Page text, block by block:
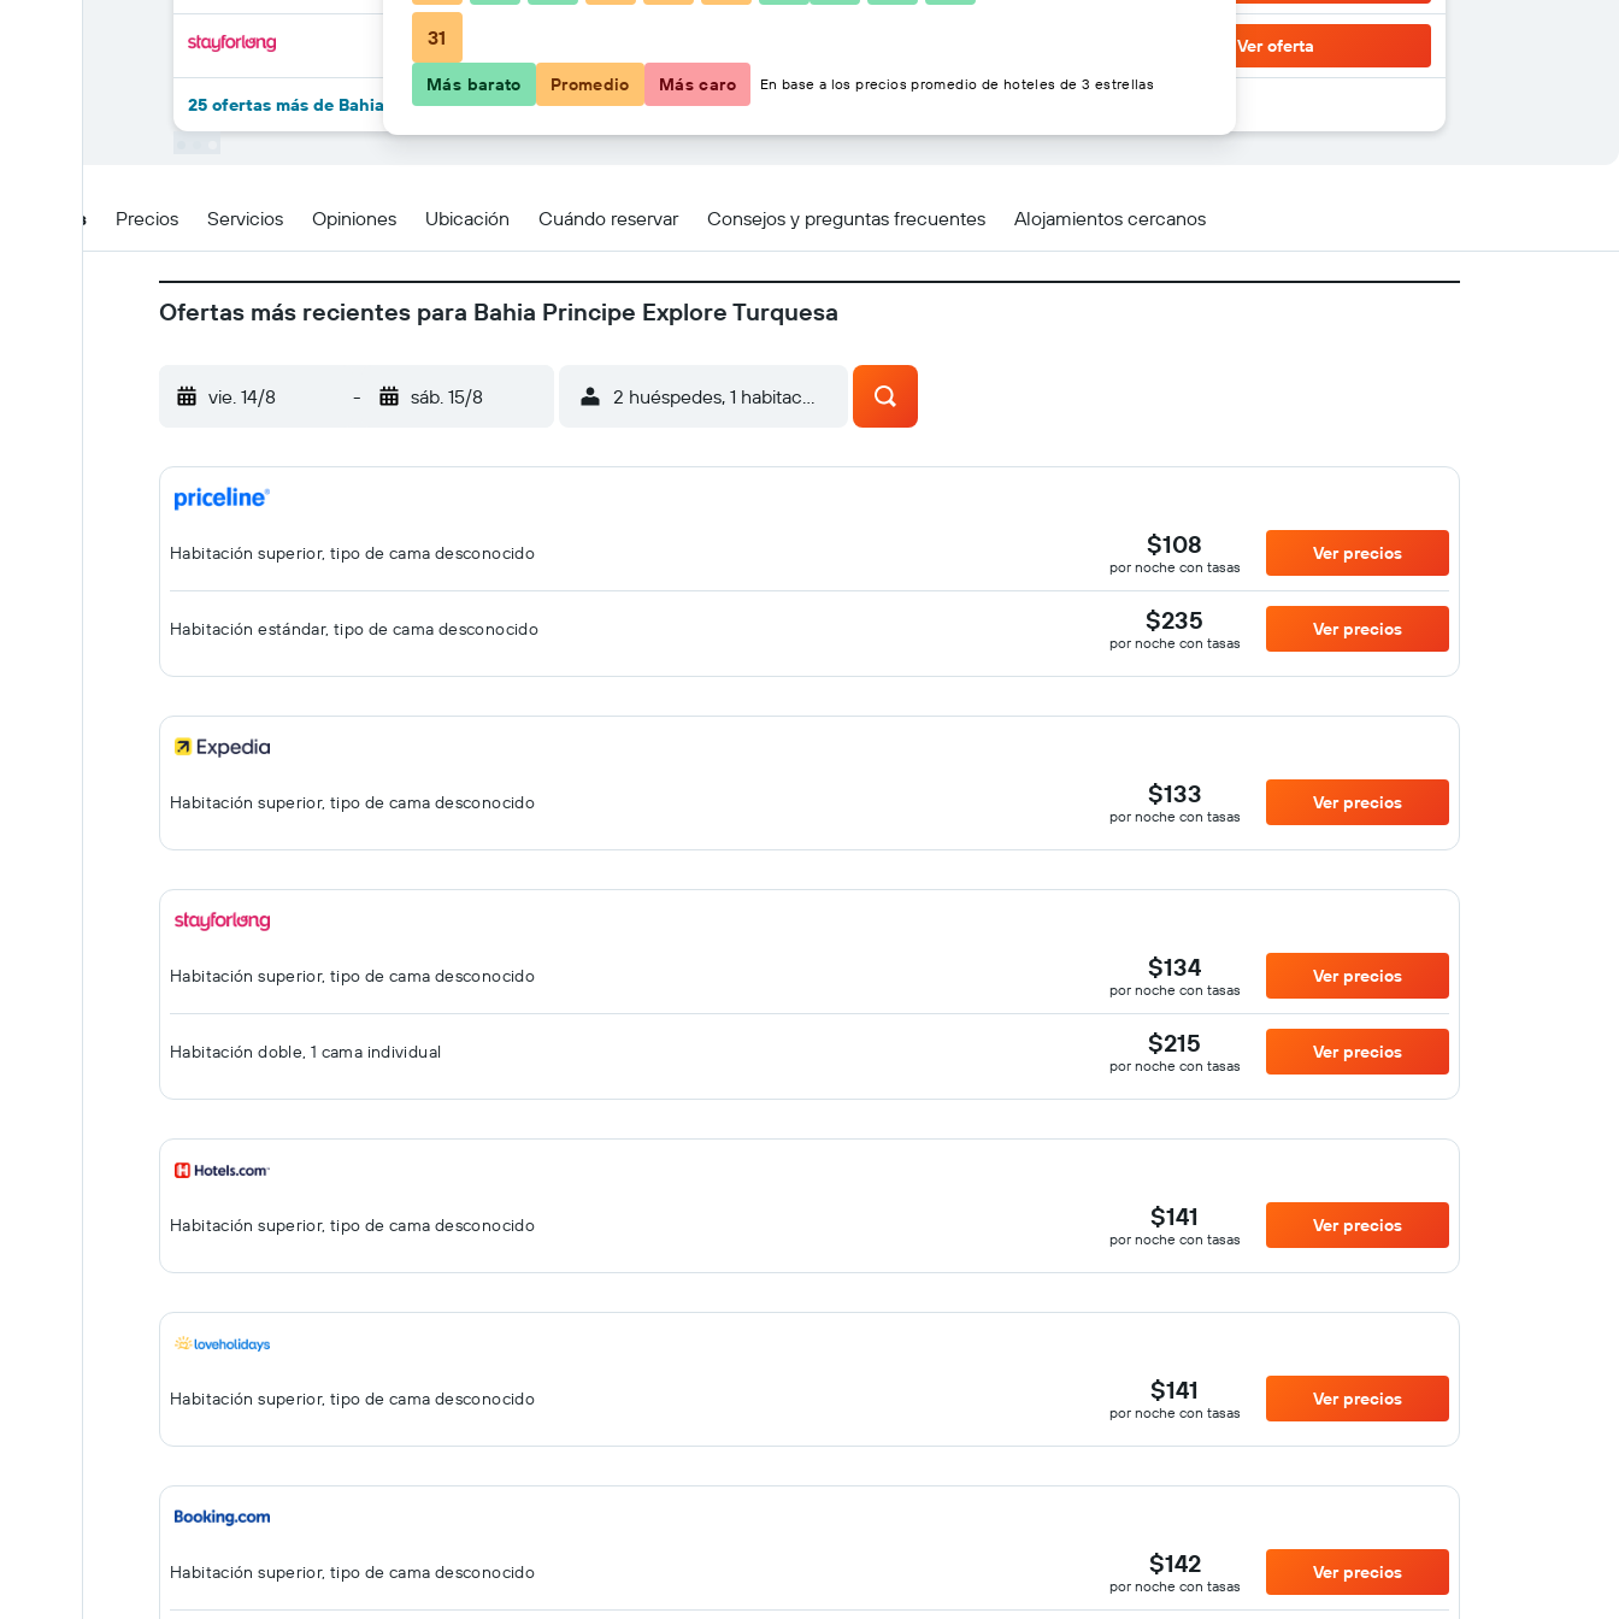
Ver oferta
25 ofertas más de Bahia Principe Explore Turquesa
Detalles Precios Servicios Opiniones Ubicación Cuándo reservar Consejos y preguntas frecuentes Alojamientos cercanos
Ofertas más recientes para Bahia Principe Explore Turquesa
vie. 14/8 - sáb. 15/8 2 huéspedes, 1 habitación
Habitación superior, tipo de cama desconocido $108
por noche con tasas
Ver precios
Habitación estándar, tipo de cama desconocido $235
por noche con tasas
Ver precios
Habitación superior, tipo de cama desconocido $133
por noche con tasas
Ver precios
Habitación superior, tipo de cama desconocido $134
por noche con tasas
Ver precios
Habitación doble, 1 cama individual $215
por noche con tasas
Ver precios
Habitación superior, tipo de cama desconocido $141
por noche con tasas
Ver precios
Habitación superior, tipo de cama desconocido $141
por noche con tasas
Ver precios
Habitación superior, tipo de cama desconocido $142
por noche con tasas
Ver precios
31
Más barato Promedio Más caro En base a los precios promedio de hoteles de 3 estrellas